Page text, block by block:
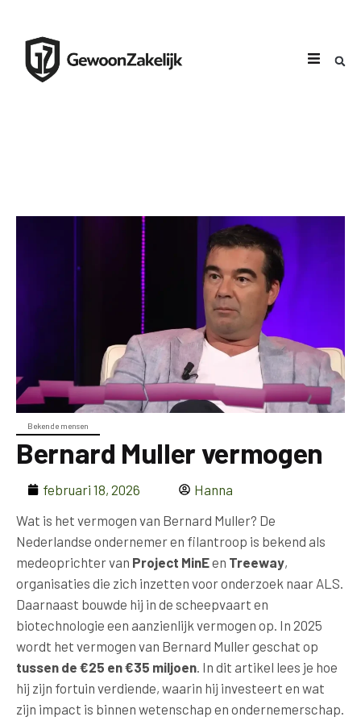
Bekende mensen
Bernard Muller vermogen
februari 18, 2026
Hanna
Wat is het vermogen van Bernard Muller? De
Nederlandse ondernemer en filantroop is bekend als
medeoprichter van Project MinEen Treeway,
organisaties die zich inzetten voor onderzoek naar ALS.
Daarnaast bouwde hij in de scheepvaart en
biotechnologie een aanzienlijk vermogen op. In 2025
wordt het vermogen van Bernard Muller geschat op
tussen de €25 en €35 miljoen. In dit artikel lees je hoe
hij zijn fortuin verdiende, waarin hij investeert en wat
zijn impact is binnen wetenschap en ondernemerschap.